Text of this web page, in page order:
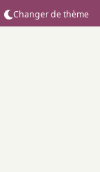
Changer de thème